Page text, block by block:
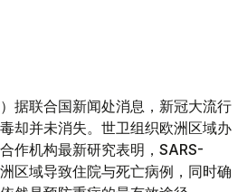
）据联合国新闻处消息，新冠大流行
却并未消失。世卫组织欧洲区域办
作机构最新研究表明，SARS-
区域导致住院与死亡病例，同时确